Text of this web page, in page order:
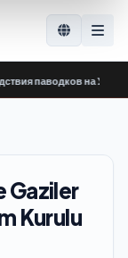
паводков на Урале и
Gaziler
Kurulu